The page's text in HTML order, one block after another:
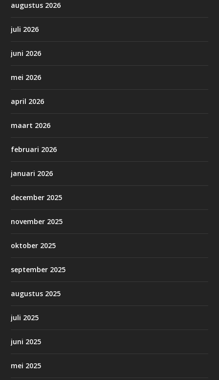
augustus 2026
juli 2026
juni 2026
mei 2026
april 2026
maart 2026
februari 2026
januari 2026
december 2025
november 2025
oktober 2025
september 2025
augustus 2025
juli 2025
juni 2025
mei 2025